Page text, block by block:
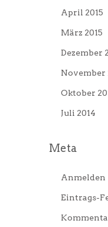
April 2015
März 2015
Dezember
November
Oktober
Juli 2014
Meta
Anmelden
Eintrags-